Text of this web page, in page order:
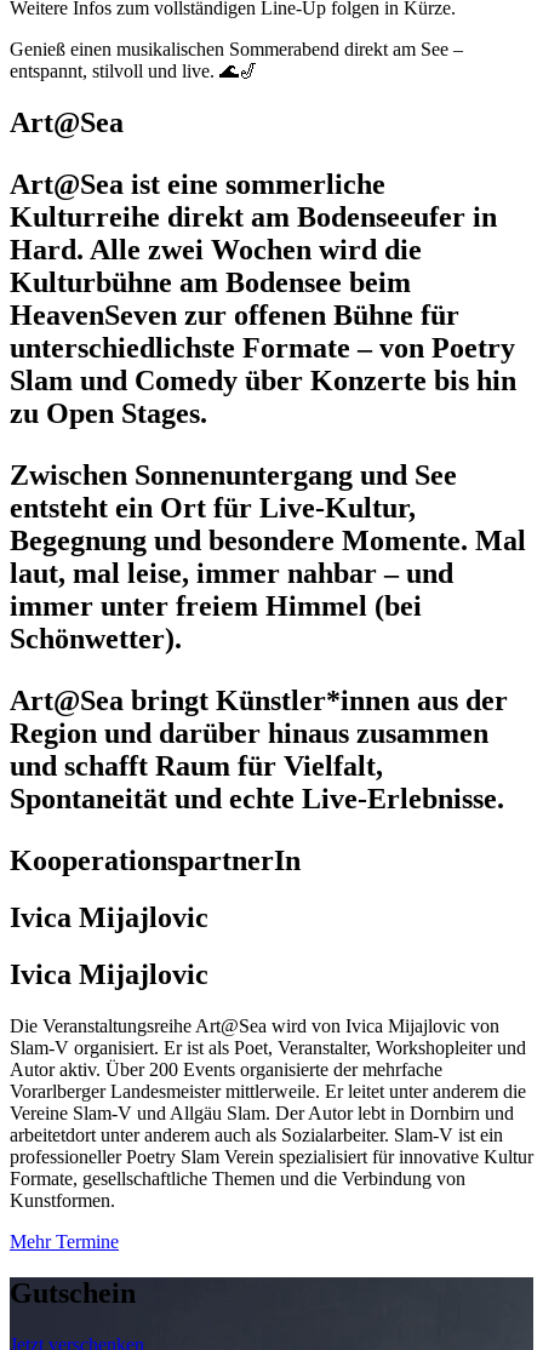
Weitere Infos zum vollständigen Line-Up folgen in Kürze.
Genieß einen musikalischen Sommerabend direkt am See –
entspannt, stilvoll und live. 🌊🎷
Art@Sea
Art@Sea ist eine sommerliche
Kulturreihe direkt am Bodenseeufer in
Hard. Alle zwei Wochen wird die
Kulturbühne am Bodensee beim
HeavenSeven zur offenen Bühne für
unterschiedlichste Formate – von Poetry
Slam und Comedy über Konzerte bis hin
zu Open Stages.
Zwischen Sonnenuntergang und See
entsteht ein Ort für Live-Kultur,
Begegnung und besondere Momente. Mal
laut, mal leise, immer nahbar – und
immer unter freiem Himmel (bei
Schönwetter).
Art@Sea bringt Künstler*innen aus der
Region und darüber hinaus zusammen
und schafft Raum für Vielfalt,
Spontaneität und echte Live-Erlebnisse.
KooperationspartnerIn
Ivica Mijajlovic
Ivica Mijajlovic
Die Veranstaltungsreihe Art@Sea wird von Ivica Mijajlovic von
Slam-V organisiert. Er ist als Poet, Veranstalter, Workshopleiter und
Autor aktiv. Über 200 Events organisierte der mehrfache
Vorarlberger Landesmeister mittlerweile. Er leitet unter anderem die
Vereine Slam-V und Allgäu Slam. Der Autor lebt in Dornbirn und
arbeitetdort unter anderem auch als Sozialarbeiter. Slam-V ist ein
professioneller Poetry Slam Verein spezialisiert für innovative Kultur
Formate, gesellschaftliche Themen und die Verbindung von
Kunstformen.
Mehr Termine
Gutschein
Jetzt verschenken